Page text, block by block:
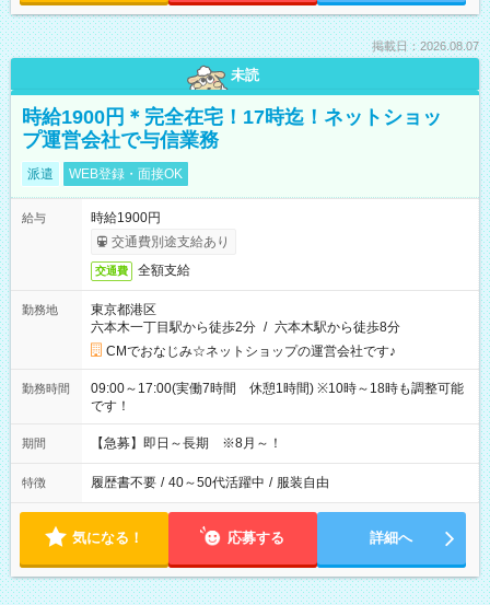
掲載日：2026.08.07
未読
時給1900円＊完全在宅！17時迄！ネットショッ
プ運営会社で与信業務
派遣 WEB登録・面接OK
給与
時給1900円
交通費別途支給あり
交通費 全額支給
勤務地
東京都港区
六本木一丁目駅から徒歩2分 / 六本木駅から徒歩8分
CMでおなじみ☆ネットショップの運営会社です♪
勤務時間
09:00～17:00(実働7時間 休憩1時間) ※10時～18時も調整可能
です！
期間 【急募】即日～長期 ※8月～！
特徴 履歴書不要 / 40～50代活躍中 / 服装自由
気になる！ 応募する 詳細へ